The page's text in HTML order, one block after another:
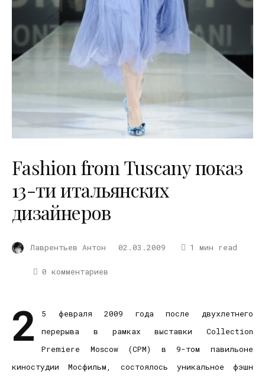
Fashion from Tuscany показ
13-ти итальянских
дизайнеров
Лаврентьев Антон 02.03.2009 1 мин read
0 комментариев
2
5 февраля 2009 года после двухлетнего
перерыва в рамках выставки Collection
Premiere Moscow (CPM) в 9-том павильоне
киностудии Мосфильм, состоялось уникальное фэшн